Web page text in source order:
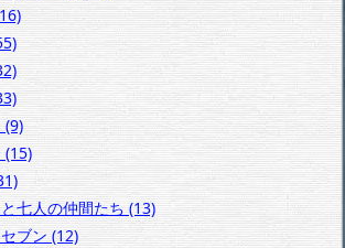
(15)
七人の仲間たち (13)
ブン (12)